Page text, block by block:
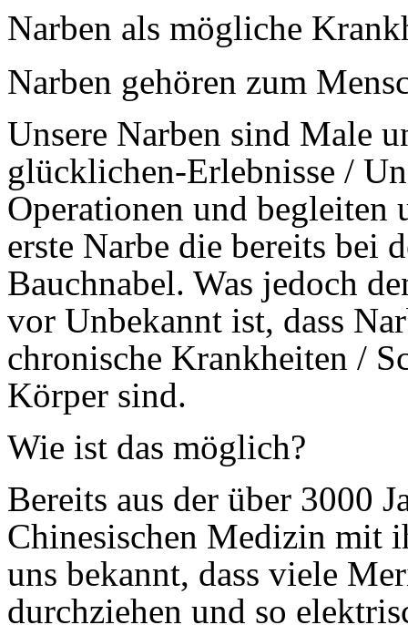
Narben als mögliche
Narben gehören zum
Unsere Narben sind Male
glücklichen-Erlebnisse /
Operationen und begleiten
erste Narbe die bereits bei
Bauchnabel. Was jedoch
vor Unbekannt ist, dass
chronische Krankheiten /
Körper sind.
Wie ist das möglich?
Bereits aus der über 3000
Chinesischen Medizin mit
uns bekannt, dass viele
durchziehen und so